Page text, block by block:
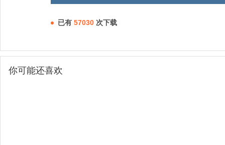
已有 57030 次下载
你可能还喜欢